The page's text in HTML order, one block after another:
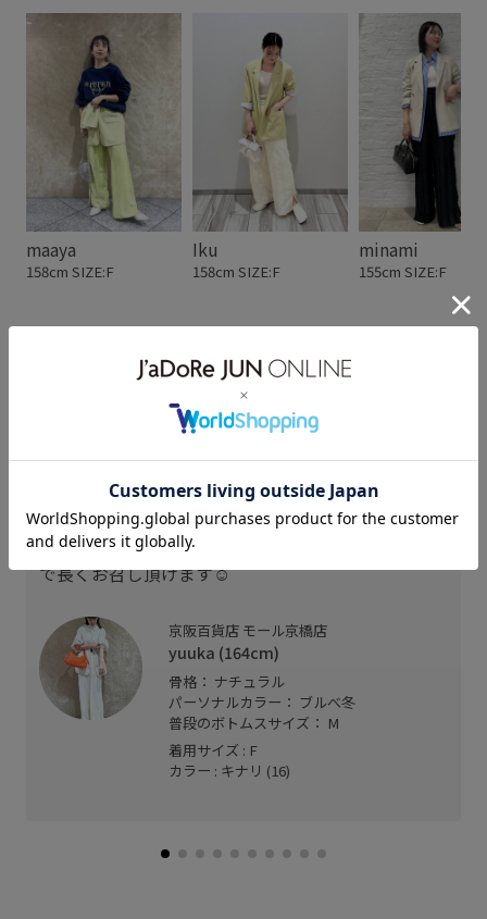
maaya
158cm SIZE:F
Iku
158cm SIZE:F
minami
155cm SIZE:F
スタッフレビュー
白ですが、裏地が付いているので透け感は気になり
ませんでした◎
裾の部分は透け感があるので軽やかで、今から夏ま
で長くお召し頂けます☺︎
京阪百貨店 モール京橋店
yuuka (164cm)
骨格： ナチュラル
パーソナルカラー： ブルべ冬
普段のボトムスサイズ： M
着用サイズ : F
カラー : キナリ (16)